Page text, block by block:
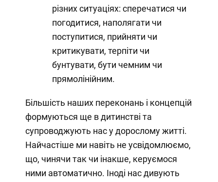
різних ситуаціях: сперечатися чи
погодитися, наполягати чи
поступитися, прийняти чи
критикувати, терпіти чи
бунтувати, бути чемним чи
прямолінійним.
Більшість наших переконань і концепцій
формуються ще в дитинстві та
супроводжують нас у дорослому житті.
Найчастіше ми навіть не усвідомлюємо,
що, чинячи так чи інакше, керуємося
ними автоматично. Іноді нас дивують